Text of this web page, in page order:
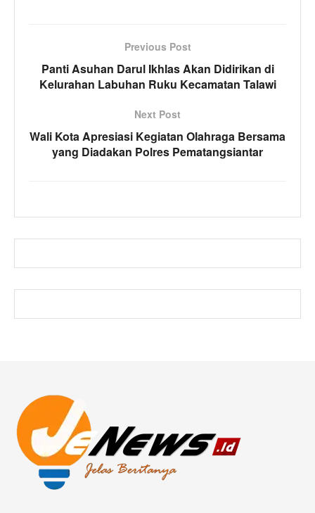
Previous Post
Panti Asuhan Darul Ikhlas Akan Didirikan di
Kelurahan Labuhan Ruku Kecamatan Talawi
Next Post
Wali Kota Apresiasi Kegiatan Olahraga Bersama
yang Diadakan Polres Pematangsiantar